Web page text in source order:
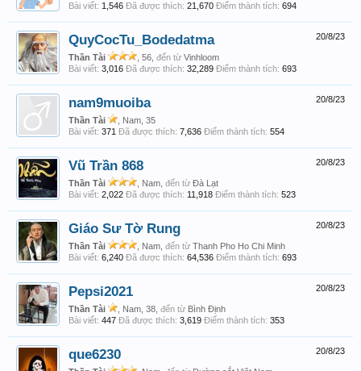
Bài viết: 1,546 Đã được thích: 21,670 Điểm thành tích: 694
20/8/23
QuyCocTu_Bodedatma
Thần Tài , 56, đến từ Vinhloom
Bài viết: 3,016 Đã được thích: 32,289 Điểm thành tích: 693
20/8/23
nam9muoiba
Thần Tài
, Nam, 35
Bài viết: 371 Đã được thích: 7,636 Điểm thành tích: 554
20/8/23
Vũ Trần 868
Thần Tài , Nam, đến từ Đà Lạt
Bài viết: 2,022 Đã được thích: 11,918 Điểm thành tích: 523
20/8/23
Giáo Sư Tờ Rung
Thần Tài , Nam, đến từ Thanh Pho Ho Chi Minh
Bài viết: 6,240 Đã được thích: 64,536 Điểm thành tích: 693
20/8/23
Pepsi2021
Thần Tài , Nam, 38, đến từ Bình Định
Bài viết: 447 Đã được thích: 3,619 Điểm thành tích: 353
20/8/23
que6230